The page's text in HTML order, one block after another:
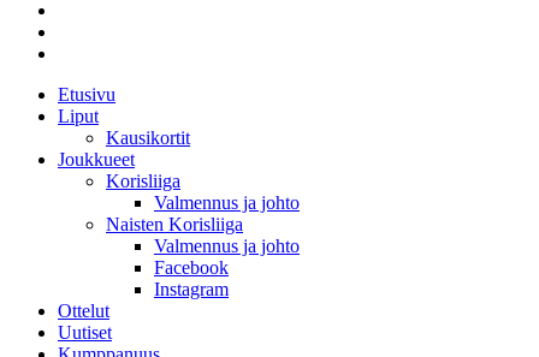
Etusivu
Liput
Kausikortit
Joukkueet
Korisliiga
Valmennus ja johto
Naisten Korisliiga
Valmennus ja johto
Facebook
Instagram
Ottelut
Uutiset